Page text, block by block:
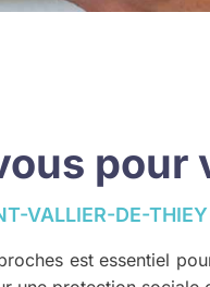
VALLIER-DE-THIEY
est essentiel